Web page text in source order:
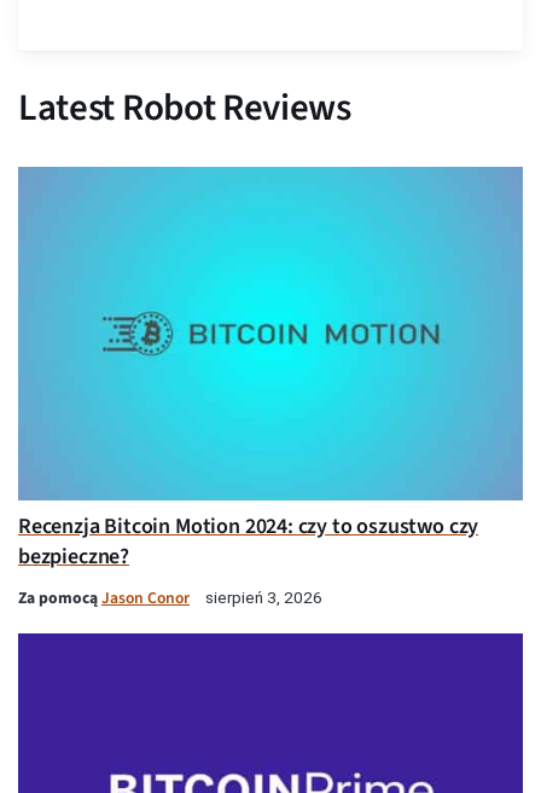
Latest Robot Reviews
Recenzja Bitcoin Motion 2024: czy to oszustwo czy
bezpieczne?
Za pomocąJason Conor sierpień 3, 2026